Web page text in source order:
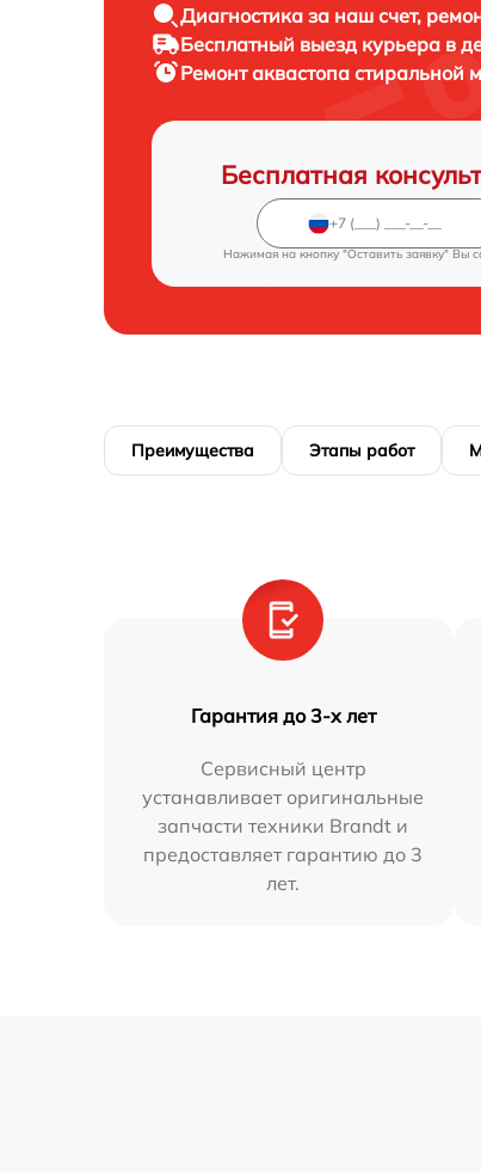
Диагностика за наш счет,
Бесплатный выезд курьера в
Ремонт аквастопа стиральной
Бесплатная
Нажимая на кнопку "Оставить заявку" Вы
Преимущества Этапы работ
Гарантия до 3-х лет
Сервисный центр
устанавливает оригинальные
запчасти техники Brandt и
предоставляет гарантию до 3
лет.